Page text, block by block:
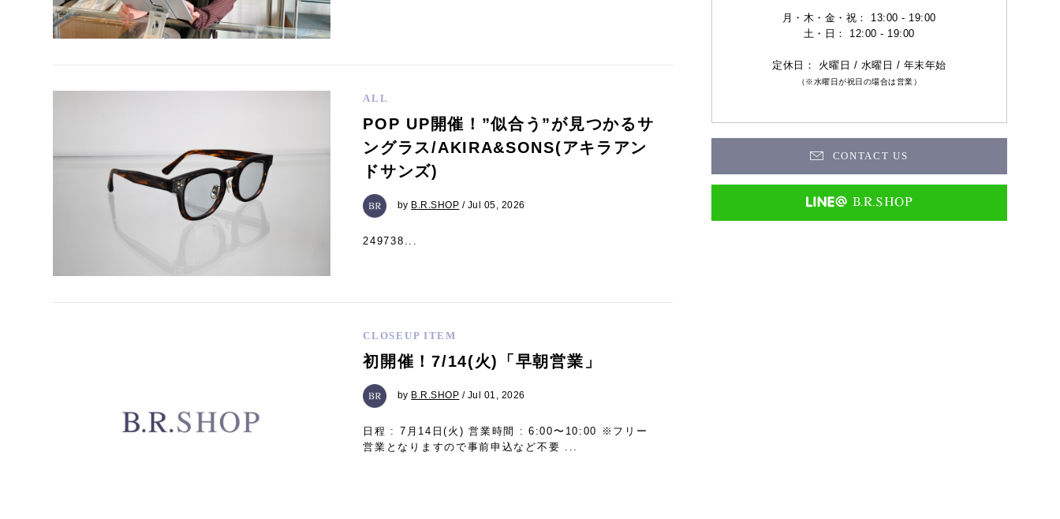
ALL
POP UP開催！”似合う”が見つかるサ
ングラス/AKIRA&SONS(アキラアン
ドサンズ)
by B.R.SHOP / Jul 05, 2026
249738...
CLOSEUP ITEM
初開催！7/14(火)「早朝営業」
by B.R.SHOP / Jul 01, 2026
日程 : 7月14日(火) 営業時間 : 6:00〜10:00 ※フリー
営業となりますので事前申込など不要 ...
月・木・金・祝： 13:00 - 19:00
土・日： 12:00 - 19:00
定休日： 火曜日 / 水曜日 / 年末年始
（※水曜日が祝日の場合は営業）
CONTACT US